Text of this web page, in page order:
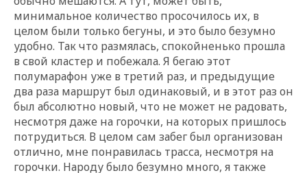
минимальное количество просочилось их, в
целом были только бегуны, и это было безумно
удобно. Так что размялась, спокойненько прошла
в свой кластер и побежала. Я бегаю этот
полумарафон уже в третий раз, и предыдущие
два раза маршрут был одинаковый, и в этот раз он
был абсолютно новый, что не может не радовать,
несмотря даже на горочки, на которых пришлось
потрудиться. В целом сам забег был организован
отлично, мне понравилась трасса, несмотря на
горочки. Народу было безумно много, я также